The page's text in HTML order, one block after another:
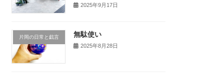
2025年9月17日
片岡の日常と戯言 無駄使い
2025年8月28日